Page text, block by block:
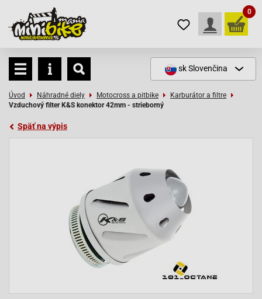
0
skSlovenčina
Úvod Náhradné diely Motocross a pitbike
Karburátor a filtre
Vzduchový filter K&S konektor 42mm - strieborný
Späť na výpis